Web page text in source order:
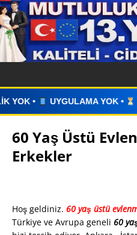
• ZAMAN KAYBI YOK •
60 Yaş Üstü
Erkekler
Hoş geldiniz. 60 yaş üstü
Türkiye ve Avrupa geneli 60